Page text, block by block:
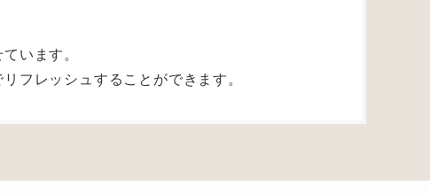
います。
フレッシュすることができます。